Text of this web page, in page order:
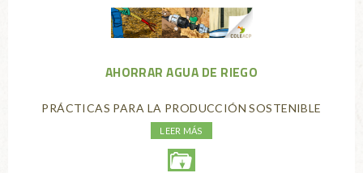
AHORRAR AGUA DE RIEGO
PRÁCTICAS PARA LA PRODUCCIÓN SOSTENIBLE
LEER MÁS